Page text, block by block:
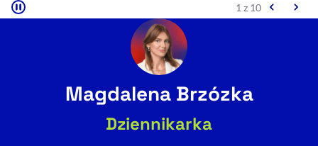
, otwiera się w nowym
2 z 10
Magdalena Brzózka
Dziennikarka